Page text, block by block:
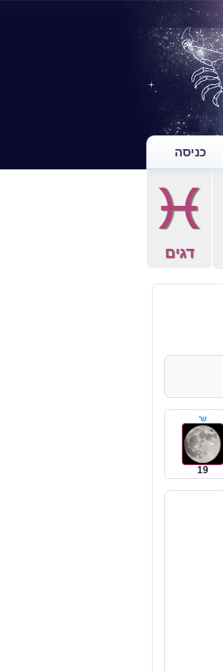
כניסה
c
דגים
ש'
19